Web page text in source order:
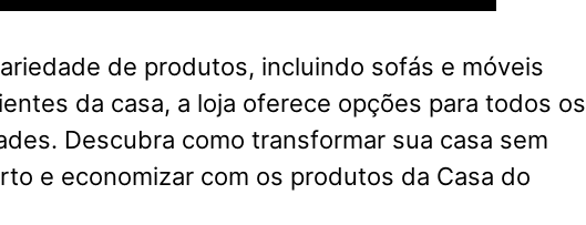
de produtos, incluindo sofás e móveis
da casa, a loja oferece opções para todos os
Descubra como transformar sua casa sem
e economizar com os produtos da Casa do